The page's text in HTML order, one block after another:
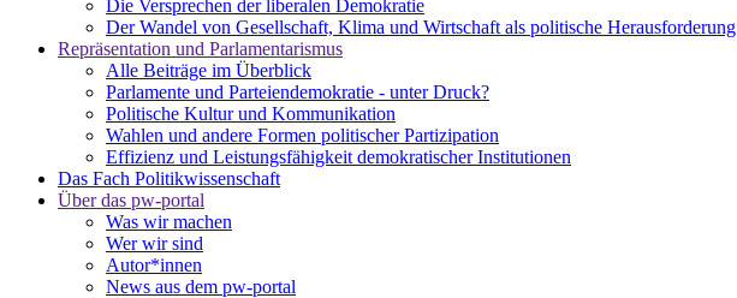
Die Versprechen der liberalen Demokratie
Der Wandel von Gesellschaft, Klima und Wirtschaft als politische Herausforderung
Repräsentation und Parlamentarismus
Alle Beiträge im Überblick
Parlamente und Parteiendemokratie - unter Druck?
Politische Kultur und Kommunikation
Wahlen und andere Formen politischer Partizipation
Effizienz und Leistungsfähigkeit demokratischer Institutionen
Das Fach Politikwissenschaft
Über das pw-portal
Was wir machen
Wer wir sind
Autor*innen
News aus dem pw-portal